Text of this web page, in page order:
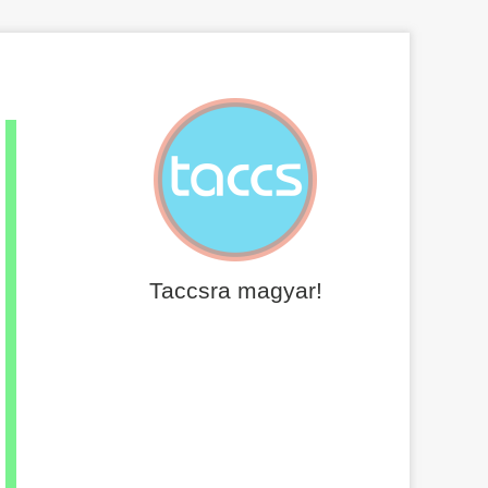
Taccsra magyar!